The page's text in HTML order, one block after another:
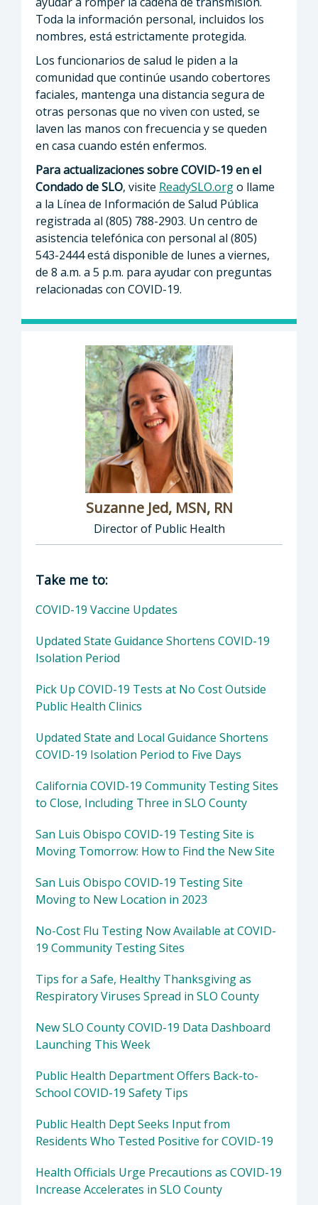
Toda la información personal, incluidos los
nombres, está estrictamente protegida.
Los funcionarios de salud le piden a la
comunidad que continúe usando cobertores
faciales, mantenga una distancia segura de
otras personas que no viven con usted, se
laven las manos con frecuencia y se queden
en casa cuando estén enfermos.
Para actualizaciones sobre COVID-19 en el
Condado de SLO, visite ReadySLO.orgo llame
a la Línea de Información de Salud Pública
registrada al (805) 788-2903. Un centro de
asistencia telefónica con personal al (805)
543-2444 está disponible de lunes a viernes,
de 8 a.m. a 5 p.m. para ayudar con preguntas
relacionadas con COVID-19.
Suzanne Jed, MSN, RN
Director of Public Health
Director of Department of Public Health:
Take me to:
COVID-19 Vaccine Updates
Updated State Guidance Shortens COVID-19
Isolation Period
Pick Up COVID-19 Tests at No Cost Outside
Public Health Clinics
Updated State and Local Guidance Shortens
COVID-19 Isolation Period to Five Days
California COVID-19 Community Testing Sites
to Close, Including Three in SLO County
San Luis Obispo COVID-19 Testing Site is
Moving Tomorrow: How to Find the New Site
San Luis Obispo COVID-19 Testing Site
Moving to New Location in 2023
No-Cost Flu Testing Now Available at COVID-
19 Community Testing Sites
Tips for a Safe, Healthy Thanksgiving as
Respiratory Viruses Spread in SLO County
New SLO County COVID-19 Data Dashboard
Launching This Week
Public Health Department Offers Back-to-
School COVID-19 Safety Tips
Public Health Dept Seeks Input from
Residents Who Tested Positive for COVID-19
Health Officials Urge Precautions as COVID-19
Increase Accelerates in SLO County